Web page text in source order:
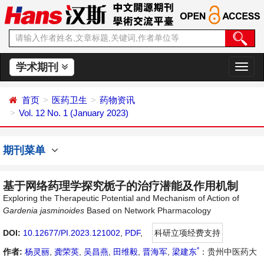
学术期刊
切
换
首页 医药卫生
药物资讯
Vol. 12 No. 1 (January 2023)
期刊菜单
基于网络药理学探究栀子的治疗潜能及作用机制
Exploring the Therapeutic Potential and Mechanism of Action of
Gardenia jasminoides Based on Network Pharmacology
DOI: 10.12677/PI.2023.121002 PDF,
科研立项经费支持
作者: 杨灵丽 龚荣英 吴昌燕 田维毅 晋海军 梁建东* ：贵州中医药大